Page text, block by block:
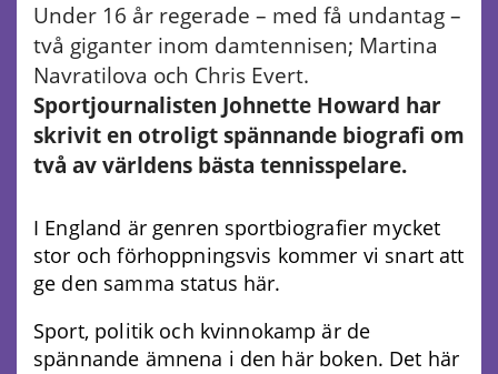
Under 16 år regerade – med få undantag –
två giganter inom damtennisen; Martina
Navratilova och Chris Evert.
Sportjournalisten Johnette Howard har
skrivit en otroligt spännande biografi om
två av världens bästa tennisspelare.
I England är genren sportbiografier mycket
stor och förhoppningsvis kommer vi snart att
ge den samma status här.
Sport, politik och kvinnokamp är de
spännande ämnena i den här boken. Det här